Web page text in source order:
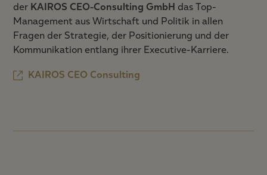
der KAIROS CEO-Consulting GmbH das Top-
Management aus Wirtschaft und Politik in allen
Fragen der Strategie, der Positionierung und der
Kommunikation entlang ihrer Executive-Karriere.
KAIROS CEO Consulting